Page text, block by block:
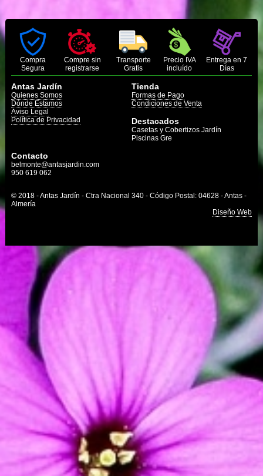
Compra
Segura
Compre sin
registrarse
Transporte
Gratis
Precio IVA
incluído
Entrega en 7
Días
Antas Jardín
Quienes Somos
Dónde Estamos
Aviso Legal
Política de Privacidad
Tienda
Formas de Pago
Condiciones de Venta
Destacados
Casetas y Cobertizos Jardín
Piscinas Gre
Contacto
belmonte@antasjardin.com
950 619 062
© 2018 - Antas Jardín - Ctra Nacional 340 - Código Postal: 04628 - Antas -
Almería
Diseño Web